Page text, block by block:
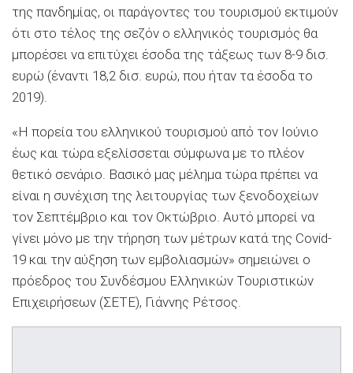
της πανδημίας, οι παράγοντες του τουρισμού εκτιμούν
ότι στο τέλος της σεζόν ο ελληνικός τουρισμός θα
μπορέσει να επιτύχει έσοδα της τάξεως των 8-9 δισ.
ευρώ (έναντι 18,2 δισ. ευρώ, που ήταν τα έσοδα το
2019).
«Η πορεία του ελληνικού τουρισμού από τον Ιούνιο
έως και τώρα εξελίσσεται σύμφωνα με το πλέον
θετικό σενάριο. Βασικό μας μέλημα τώρα πρέπει να
είναι η συνέχιση της λειτουργίας των ξενοδοχείων
τον Σεπτέμβριο και τον Οκτώβριο. Αυτό μπορεί να
γίνει μόνο με την τήρηση των μέτρων κατά της Covid-
19 και την αύξηση των εμβολιασμών» σημειώνει ο
πρόεδρος του Συνδέσμου Ελληνικών Τουριστικών
Επιχειρήσεων (ΣΕΤΕ), Γιάννης Ρέτσος.